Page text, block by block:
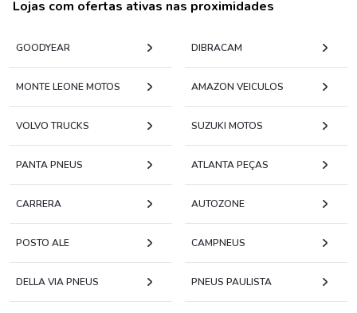
Lojas com ofertas ativas nas proximidades
GOODYEAR DIBRACAM
MONTE LEONE MOTOS AMAZON VEICULOS
VOLVO TRUCKS SUZUKI MOTOS
PANTA PNEUS ATLANTA PEÇAS
CARRERA AUTOZONE
POSTO ALE CAMPNEUS
DELLA VIA PNEUS PNEUS PAULISTA